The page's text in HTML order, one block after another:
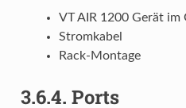
VT AIR 1200 Gerät im
Stromkabel
Rack-Montage
3.6.4. Ports